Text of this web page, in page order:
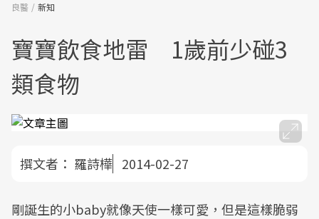
良醫 新知
寶寶飲食地雷 1歲前少碰3
類食物
撰文者： 羅詩樺 2014-02-27
剛誕生的小baby就像天使一樣可愛，但是這樣脆弱